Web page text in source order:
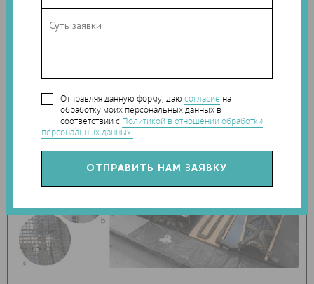
Отправляя данную форму, даюсогласие на
обработку моих персональных данных в
соответствии с Политикой в отношении обработки
персональных данных.
осаждается на сетку, которая выполняет роль арматуры
или опалубки.
свободу в разработке дизайна.